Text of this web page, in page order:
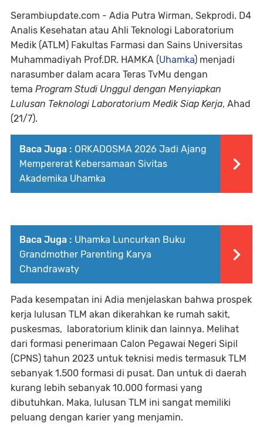
Serambiupdate.com - Adia Putra Wirman, Sekprodi. D4
Analis Kesehatan atau Ahli Teknologi Laboratorium
Medik (ATLM) Fakultas Farmasi dan Sains Universitas
Muhammadiyah Prof.DR. HAMKA (Uhamka) menjadi
narasumber dalam acara Teras TvMu dengan
tema Program Studi Unggul dengan Menyiapkan
Lulusan Teknologi Laboratorium Medik Siap Kerja, Ahad
(21/7).
Baca Juga : ORKADOSMA 2026 Jadi Ajang
Mempererat Kebersamaan Sivitas
Akademika Uhamka
Baca Juga : Uhamka Luncurkan Buku
Grandmother Parenting Karya
Chandrawaty
Pada kesempatan ini Adia menjelaskan bahwa prospek
kerja lulusan TLM akan dikerahkan ke rumah sakit,
puskesmas, laboratorium klinik dan lainnya. Melihat
dari formasi penerimaan Calon Pegawai Negeri Sipil
(CPNS) tahun 2023 untuk teknisi medis termasuk TLM
sebanyak 1.500 formasi di pusat. Dan untuk di daerah
kurang lebih sebanyak 10.000 formasi yang
dibutuhkan. Maka, lulusan TLM ini sangat memiliki
peluang dengan karier yang menjamin.